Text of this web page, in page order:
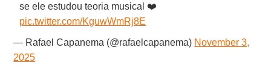
se ele estudou teoria musical ❤️
pic.twitter.com/KguwWmRj8E
— Rafael Capanema (@rafaelcapanema) November 3,
2025